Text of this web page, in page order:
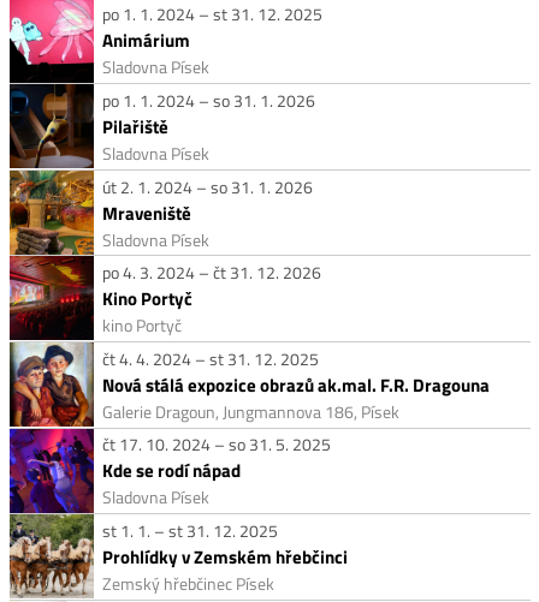
po 1. 1. 2024 – st 31. 12. 2025
Animárium
Sladovna Písek
po 1. 1. 2024 – so 31. 1. 2026
Pilařiště
Sladovna Písek
út 2. 1. 2024 – so 31. 1. 2026
Mraveniště
Sladovna Písek
po 4. 3. 2024 – čt 31. 12. 2026
Kino Portyč
kino Portyč
čt 4. 4. 2024 – st 31. 12. 2025
Nová stálá expozice obrazů ak.mal. F.R. Dragouna
Galerie Dragoun, Jungmannova 186, Písek
čt 17. 10. 2024 – so 31. 5. 2025
Kde se rodí nápad
Sladovna Písek
st 1. 1. – st 31. 12. 2025
Prohlídky v Zemském hřebčinci
Zemský hřebčinec Písek